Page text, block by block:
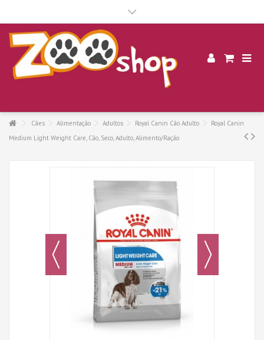
Cães Alimentação Adultos Royal Canin Cão Adulto
Royal Canin
Medium Light Weight Care, Cão, Seco, Adulto, Alimento/Ração